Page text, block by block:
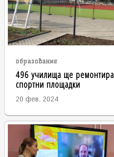
образование
496 училища ще
спортни площадки
20 фев. 2024